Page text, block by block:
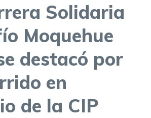
Solidaria
Moquehue
destacó por
en
de la CIP